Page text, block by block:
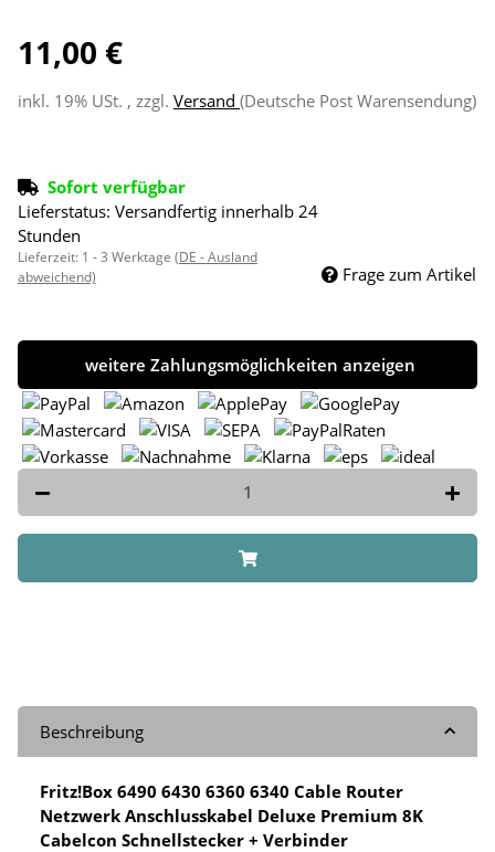
11,00 €
inkl. 19% USt. , zzgl. Versand (Deutsche Post Warensendung)
Sofort verfügbar
Lieferstatus: Versandfertig innerhalb 24
Stunden
Lieferzeit: 1 - 3 Werktage (DE - Ausland
abweichend)
Frage zum Artikel
weitere Zahlungsmöglichkeiten anzeigen
Beschreibung
Fritz!Box 6490 6430 6360 6340 Cable Router
Netzwerk Anschlusskabel Deluxe Premium 8K
Cabelcon Schnellstecker + Verbinder